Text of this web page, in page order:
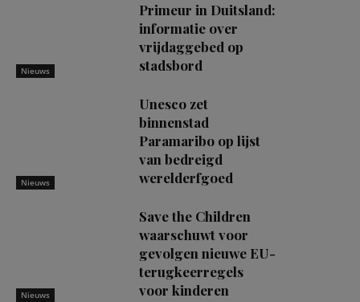
Nieuws
Primeur in Duitsland:
informatie over
vrijdaggebed op
stadsbord
Nieuws
Unesco zet
binnenstad
Paramaribo op lijst
van bedreigd
werelderfgoed
Nieuws
Save the Children
waarschuwt voor
gevolgen nieuwe EU-
terugkeerregels
voor kinderen